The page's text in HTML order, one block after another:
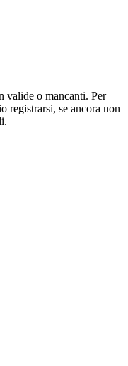
valide o mancanti. Per
registrarsi, se an­co­ra non